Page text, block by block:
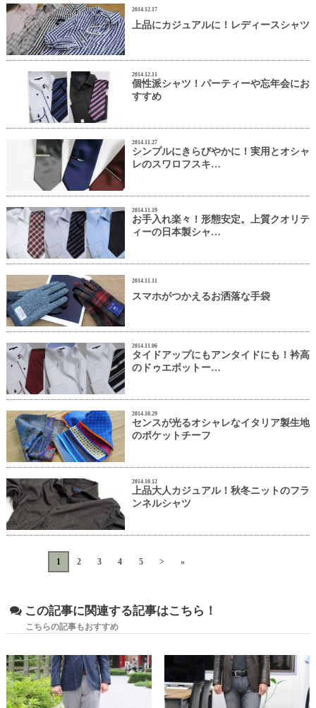
2014.12.17
上品にカジュアルに！レディースシャツ
2014.12.11
個性派シャツ！パーティーや忘年会にお
すすめ
2014.11.27
シンプルにきらびやかに！実用とオシャ
レのスワロフスキ…
2014.11.19
お手入れ楽々！形態安定。上質クオリテ
ィーの日本製シャ…
2014.11.11
スマホがつかえるお洒落な手袋
2014.11.06
タイドアップにもアンタイドにも！衿高
のドゥエボットー…
2014.10.29
センスが光るオシャレなイタリア製生地
のポケットチーフ
2014.10.12
上品大人カジュアル！秋冬ニットのフラ
ンネルシャツ
1 2 3 4 5 > »
この記事に関連する記事はこちら！
こちらの記事もおすすめ